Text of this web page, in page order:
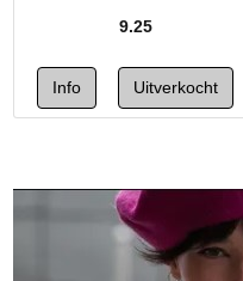
9.25